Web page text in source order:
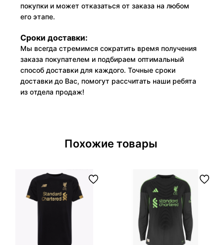
покупки и может отказаться от заказа на любом
его этапе.
Сроки доставки:
Мы всегда стремимся сократить время получения
заказа покупателем и подбираем оптимальный
способ доставки для каждого. Точные сроки
доставки до Вас, помогут рассчитать наши ребята
из отдела продаж!
Похожие товары